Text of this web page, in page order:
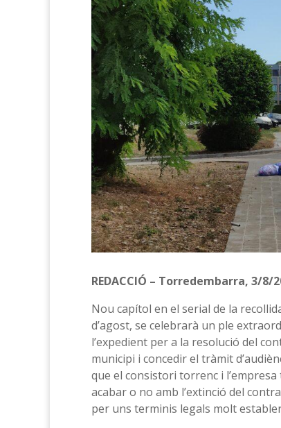
REDACCIÓ – Torredembarra, 3/8/
Nou capítol en el serial de la
d’agost, se celebrarà un ple
l’expedient per a la resolució del
municipi i concedir el tràmit
que el consistori torrenc i
acabar o no amb l’extinció del
per uns terminis legals molt